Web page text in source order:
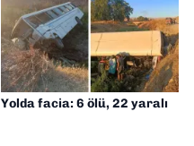
Yolda facia: 6 ölü, 22 yaralı